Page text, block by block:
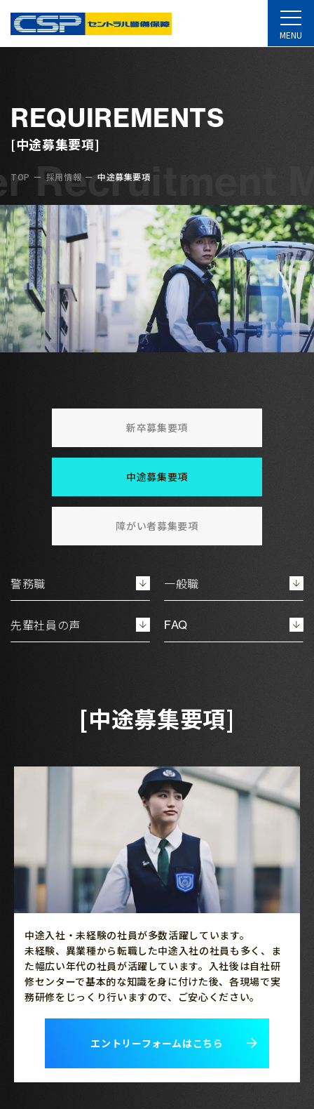
MENU
REQUIREMENTS
[中途募集要項]
TOP 採用情報 中途募集要項
新卒募集要項
中途募集要項
障がい者募集要項
警務職 一般職
先輩社員の声 FAQ
[中途募集要項]
中途入社・未経験の社員が多数活躍しています。
未経験、異業種から転職した中途入社の社員も多く、ま
た幅広い年代の社員が活躍しています。入社後は自社研
修センターで基本的な知識を身に付けた後、各現場で実
務研修をじっくり行いますので、ご安心ください。
エントリーフォームはこちら